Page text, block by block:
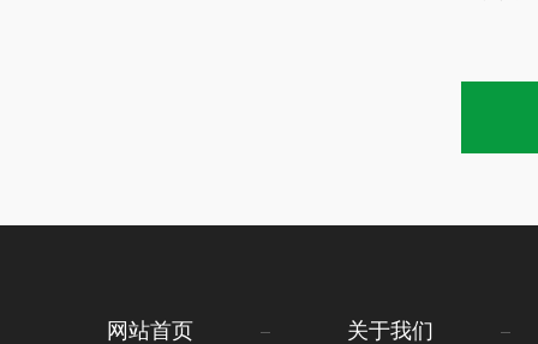
网站首页 关于我们